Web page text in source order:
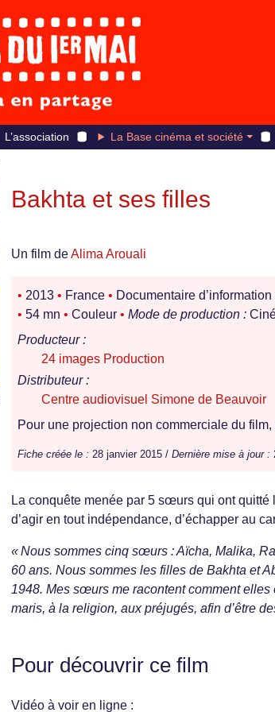
L’association La Base cinéma et société
Bakhta et ses filles
Un film deAlima Arouali
• 2013 • France • Documentaire
• 54 mn • Couleur • Mode de production :
Producteur :
24 images Production
Distributeur :
Centre audiovisuel Simone de Beauvoir
Pour une projection non commerciale du
Fiche créée le : 28 janvier 2015 / Dernière mise à jour :
La conquête menée par 5 sœurs qui ont quitté
d’agir en tout indépendance, d’échapper au
« Nous sommes cinq sœurs : Aïcha, Malika,
60 ans. Nous sommes les filles de Bakhta et
1948. Mes sœurs me racontent comment
maris, à la religion, aux préjugés, afin d’être
Pour découvrir ce film
Vidéo à voir en ligne :